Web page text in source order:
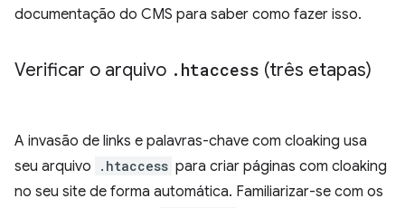
documentação do CMS para saber como fazer isso.
Verificar o arquivo . htaccess (três etapas)
A invasão de links e palavras-chave com cloaking usa
seu arquivo
.htaccess para criar páginas com cloaking
no seu site de forma automática. Familiarizar-se com os